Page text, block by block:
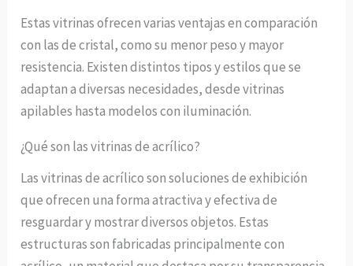
Estas vitrinas ofrecen varias ventajas en comparación
con las de cristal, como su menor peso y mayor
resistencia. Existen distintos tipos y estilos que se
adaptan a diversas necesidades, desde vitrinas
apilables hasta modelos con iluminación.
¿Qué son las vitrinas de acrílico?
Las vitrinas de acrílico son soluciones de exhibición
que ofrecen una forma atractiva y efectiva de
resguardar y mostrar diversos objetos. Estas
estructuras son fabricadas principalmente con